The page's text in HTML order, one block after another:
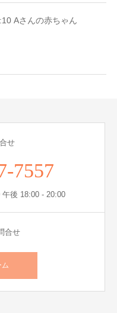
Aさんの赤ちゃん
せ
7557
後 18:00 - 20:00
合せ
ム